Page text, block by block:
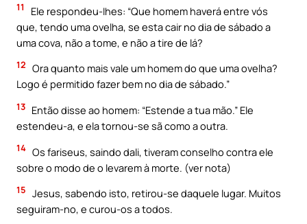
11
Ele respondeu-Ihes: “Que homem haverá entre vós
que, tendo uma ovelha, se esta cair no dia de sábado a
uma cova, não a tome, e não a tire de lá?
12 Ora quanto mais vale um homem do que uma ovelha?
Logo é permitido fazer bem no dia de sábado.”
13 Então disse ao homem: “Estende a tua mão.” Ele
estendeu-a, e ela tornou-se sã como a outra.
14 Os fariseus, saindo dali, tiveram conselho contra ele
sobre o modo de o levarem à morte. (ver nota)
15 Jesus, sabendo isto, retirou-se daquele lugar. Muitos
seguiram-no, e curou-os a todos.